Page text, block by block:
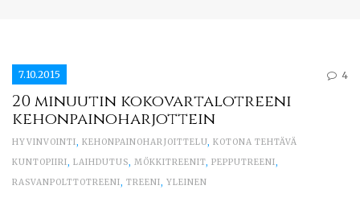
7.10.2015 4
20 minuutin kokovartalotreeni
kehonpainoharjottein
HYVINVOINTI, KEHONPAINOHARJOITTELU, KOTONA TEHTÄVÄ
KUNTOPIIRI, LAIHDUTUS, MÖKKITREENIT, PEPPUTREENI,
RASVANPOLTTOTREENI, TREENI, YLEINEN